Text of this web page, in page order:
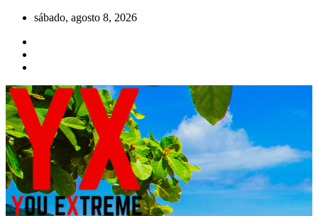
Saltar
contenido
sábado, agosto 8, 2026